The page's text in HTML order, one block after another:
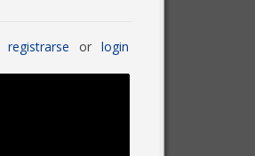
registrarse or login